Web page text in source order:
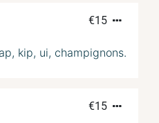
€15
kip, ui, champignons.
€15